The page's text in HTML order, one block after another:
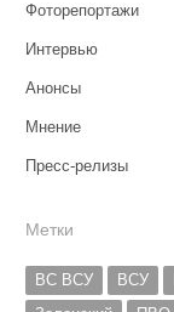
Фоторепортажи
Интервью
Анонсы
Мнение
Пресс-релизы
Метки
ВС ВСУ ВСУ